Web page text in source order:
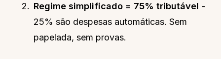
Regime simplificado = 75% tributável -
25% são despesas automáticas. Sem
papelada, sem provas.